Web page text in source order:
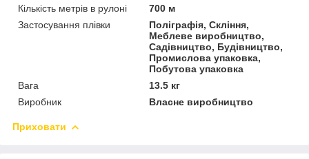
Кількість метрів в рулоні
700 м
Застосування плівки
Поліграфія, Скління,
Меблеве виробництво,
Садівництво, Будівництво,
Промислова упаковка,
Побутова упаковка
Вага
13.5 кг
Виробник
Власне виробництво
Приховати